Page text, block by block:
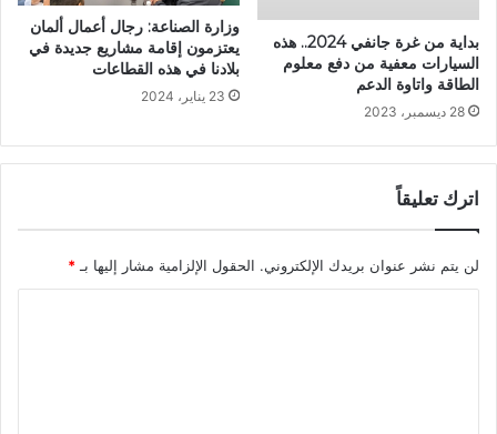
بداية من غرة جانفي 2024.. هذه
السيارات معفية من دفع معلوم
الطاقة واتاوة الدعم
28 ديسمبر، 2023
وزارة الصناعة: رجال أعمال ألمان
يعتزمون إقامة مشاريع جديدة في
بلادنا في هذه القطاعات
23 يناير، 2024
اترك تعليقاً
لن يتم نشر عنوان بريدك الإلكتروني. الحقول الإلزامية مشار إليها بـ *